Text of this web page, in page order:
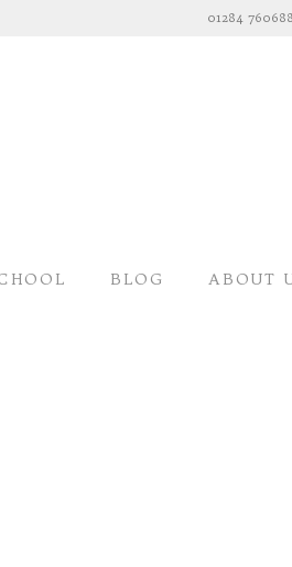
01284 760688
BLOG ABOUT